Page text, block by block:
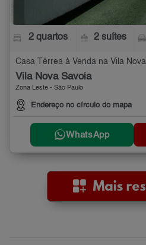
2 quartos 2 suítes
Vila Nova Savoia
Zona Leste - São Paulo
Endereço no círculo do mapa
WhatsApp